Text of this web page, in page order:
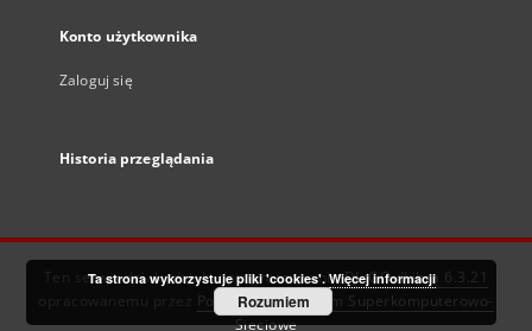
Konto użytkownika
Zaloguj się
Historia przeglądania
Ten serwis działa dzięki oprogramowaniuDInGO dLibra 6.3.21
Poznańskie Centrum Superkomputerowo-
Sieciowe
Ta strona wykorzystuje pliki 'cookies'. Więcej informacji
Rozumiem